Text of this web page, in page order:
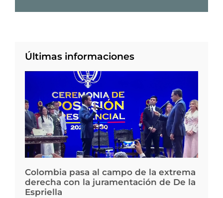
Últimas informaciones
Colombia pasa al campo de la extrema
derecha con la juramentación de De la
Espriella